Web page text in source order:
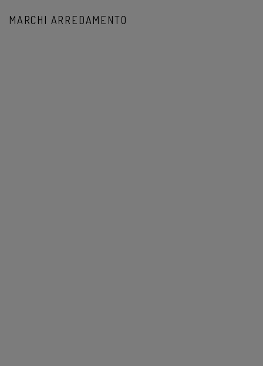
MARCHI ARREDAMENTO